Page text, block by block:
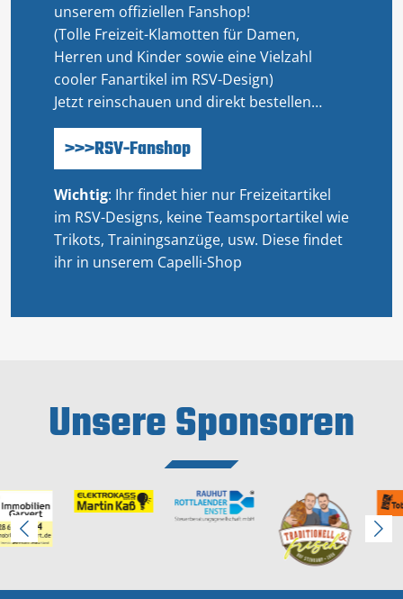
unserem offiziellen Fanshop!
(Tolle Freizeit-Klamotten für Damen,
Herren und Kinder sowie eine Vielzahl
cooler Fanartikel im RSV-Design)
Jetzt reinschauen und direkt bestellen…
>>>RSV-Fanshop
Wichtig: Ihr findet hier nur Freizeitartikel
im RSV-Designs, keine Teamsportartikel wie
Trikots, Trainingsanzüge, usw. Diese findet
ihr in unserem Capelli-Shop
Unsere Sponsoren